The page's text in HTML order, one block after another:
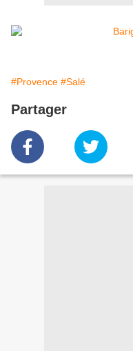
#Provence #Salé
Partager